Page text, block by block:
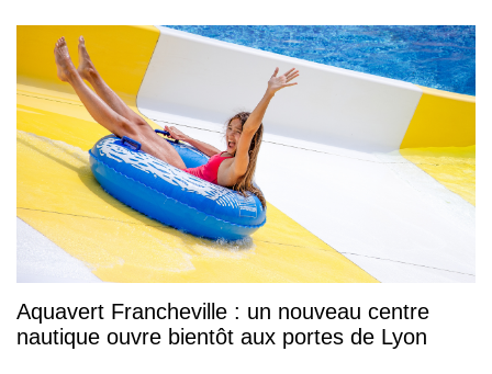
Aquavert Francheville : un nouveau centre
nautique ouvre bientôt aux portes de Lyon